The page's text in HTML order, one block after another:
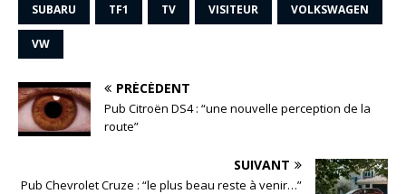
SUBARU TF1 TV VISITEUR VOLKSWAGEN
VW
PRÉCÉDENT
Pub Citroën DS4 : “une nouvelle perception de la
route”
SUIVANT
Pub Chevrolet Cruze : “le plus beau reste à venir…”